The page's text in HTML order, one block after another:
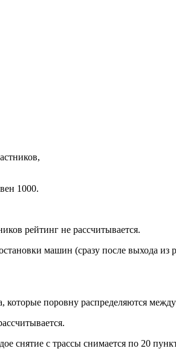
1000.
рейтинг не рассчитывается.
машин (сразу после выхода
поровну распределяются
снятие с трассы снимается по 20